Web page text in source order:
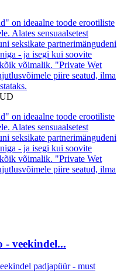
on ideaalne toode erootiliste
Alates sensuaalsetest
seksikate partnerimängudeni
- ja isegi kui soovite
võimalik. "Private Wet
piire seatud, ilma
on ideaalne toode erootiliste
Alates sensuaalsetest
seksikate partnerimängudeni
- ja isegi kui soovite
võimalik. "Private Wet
piire seatud, ilma
- veekindel...